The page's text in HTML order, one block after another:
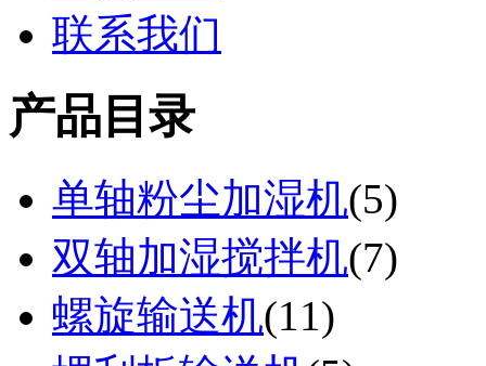
联系我们
产品目录
单轴粉尘加湿机(5)
双轴加湿搅拌机(7)
螺旋输送机(11)